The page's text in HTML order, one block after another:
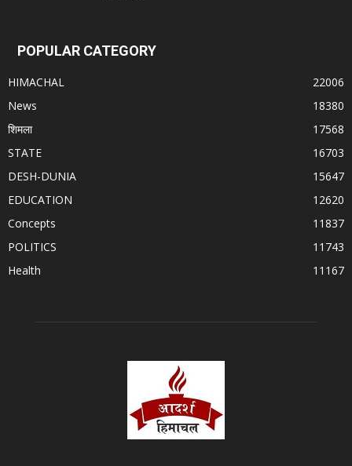
POPULAR CATEGORY
HIMACHAL
22006
News
18380
शिमला
17568
STATE
16703
DESH-DUNIA
15647
EDUCATION
12620
Concepts
11837
POLITICS
11743
Health
11167